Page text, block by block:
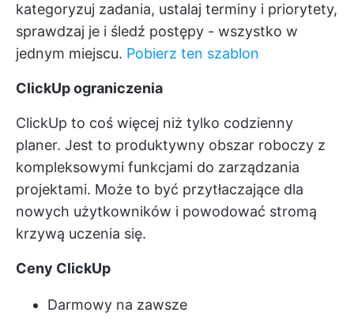
kategoryzuj zadania, ustalaj terminy i priorytety,
sprawdzaj je i śledź postępy - wszystko w
jednym miejscu. Pobierz ten szablon
ClickUp ograniczenia
ClickUp to coś więcej niż tylko codzienny
planer. Jest to produktywny obszar roboczy z
kompleksowymi funkcjami do zarządzania
projektami. Może to być przytłaczające dla
nowych użytkowników i powodować stromą
krzywą uczenia się.
Ceny ClickUp
Darmowy na zawsze